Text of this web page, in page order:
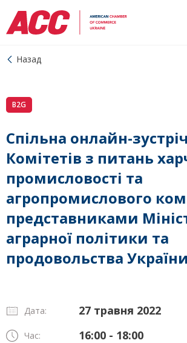
Назад
B2G
Спільна онлайн-зустріч
Комітетів з питань
промисловості та
агропромислового
представниками
аграрної політики та
продовольства України
Дата: 27 травня 2022
Час: 16:00 - 18:00